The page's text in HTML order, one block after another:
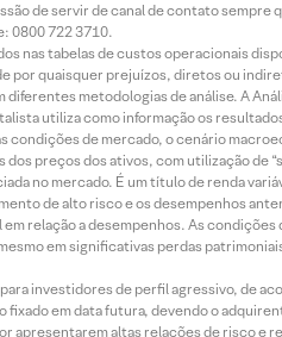
de servir de canal de contato
0800 722 3710.
nas tabelas de custos operacionais
por quaisquer prejuízos, diretos ou
diferentes metodologias de análise. A
utiliza como informação os
condições de mercado, o cenário
preços dos ativos, com utilização de
no mercado. É um título de renda
de alto risco e os desempenhos
relação a desempenhos. As
em significativas perdas
investidores de perfil agressivo, de
em data futura, devendo o
apresentarem altas relações de risco